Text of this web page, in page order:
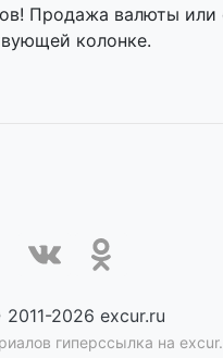
Продажа валюты или
колонке.
2026 excur.ru
гиперссылка на